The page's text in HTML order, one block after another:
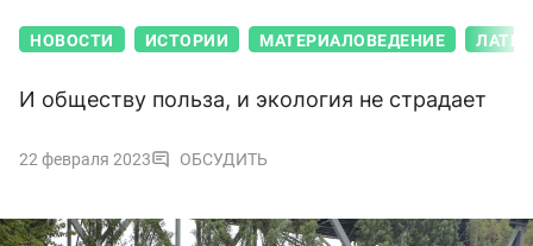
НОВОСТИ ИСТОРИИ МАТЕРИАЛОВЕДЕНИЕ
И обществу польза, и экология не страдает
22 февраля 2023 ОБСУДИТЬ